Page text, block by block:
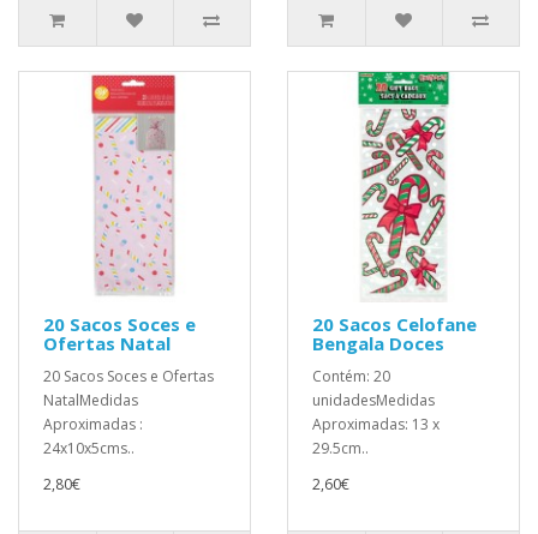
20 Sacos Soces e
Ofertas Natal
20 Sacos Soces e Ofertas
NatalMedidas
Aproximadas :
24x10x5cms..
2,80€
20 Sacos Celofane
Bengala Doces
Contém: 20
unidadesMedidas
Aproximadas: 13 x
29.5cm..
2,60€